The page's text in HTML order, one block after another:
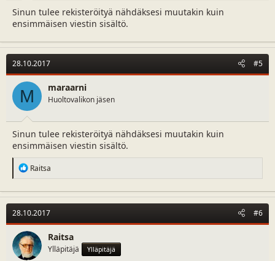
Sinun tulee rekisteröityä nähdäksesi muutakin kuin
ensimmäisen viestin sisältö.
28.10.2017 #5
M maraarni
Huoltovalikon jäsen
Sinun tulee rekisteröityä nähdäksesi muutakin kuin
ensimmäisen viestin sisältö.
R
e
c
t
i
o
n
s
:
Raitsa
28.10.2017 #6
Raitsa
Ylläpitäjä Ylläpitäjä